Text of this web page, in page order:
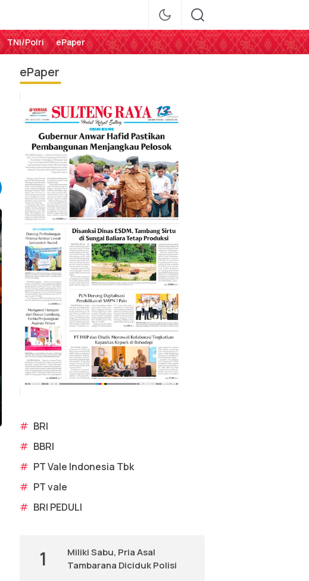
TNI/Polri ePaper
ePaper
# BRI
# BBRI
# PT Vale Indonesia Tbk
# PT vale
# BRI PEDULI
1
Miliki Sabu, Pria Asal
Tambarana Diciduk Polisi